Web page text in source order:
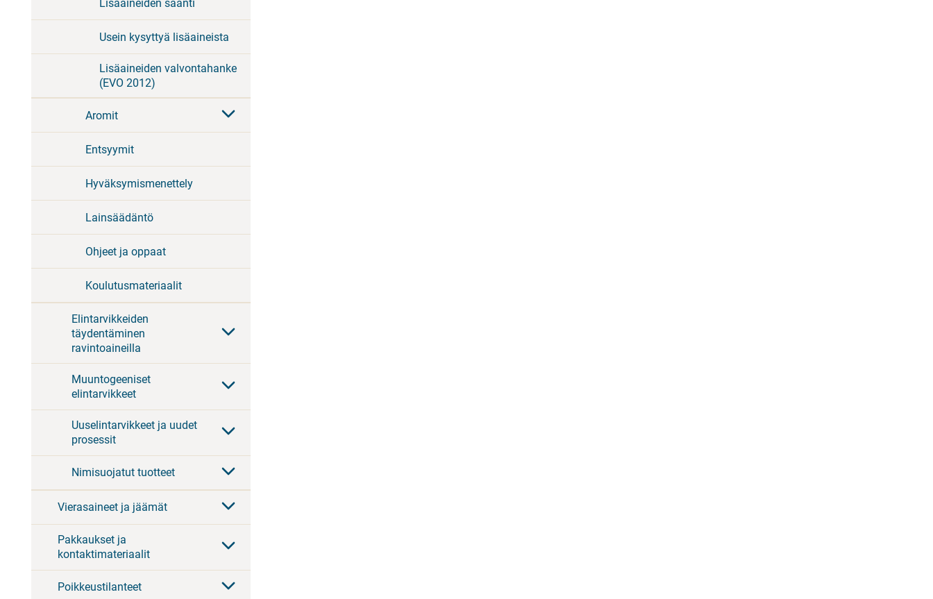
Lisäaineiden saanti
Usein kysyttyä lisäaineista
Lisäaineiden valvontahanke
(EVO 2012)
Aromit
Entsyymit
Hyväksymismenettely
Lainsäädäntö
Ohjeet ja oppaat
Koulutusmateriaalit
Elintarvikkeiden
täydentäminen
ravintoaineilla
Muuntogeeniset
elintarvikkeet
Uuselintarvikkeet ja uudet
prosessit
Nimisuojatut tuotteet
Vierasaineet ja jäämät
Pakkaukset ja
kontaktimateriaalit
Poikkeustilanteet